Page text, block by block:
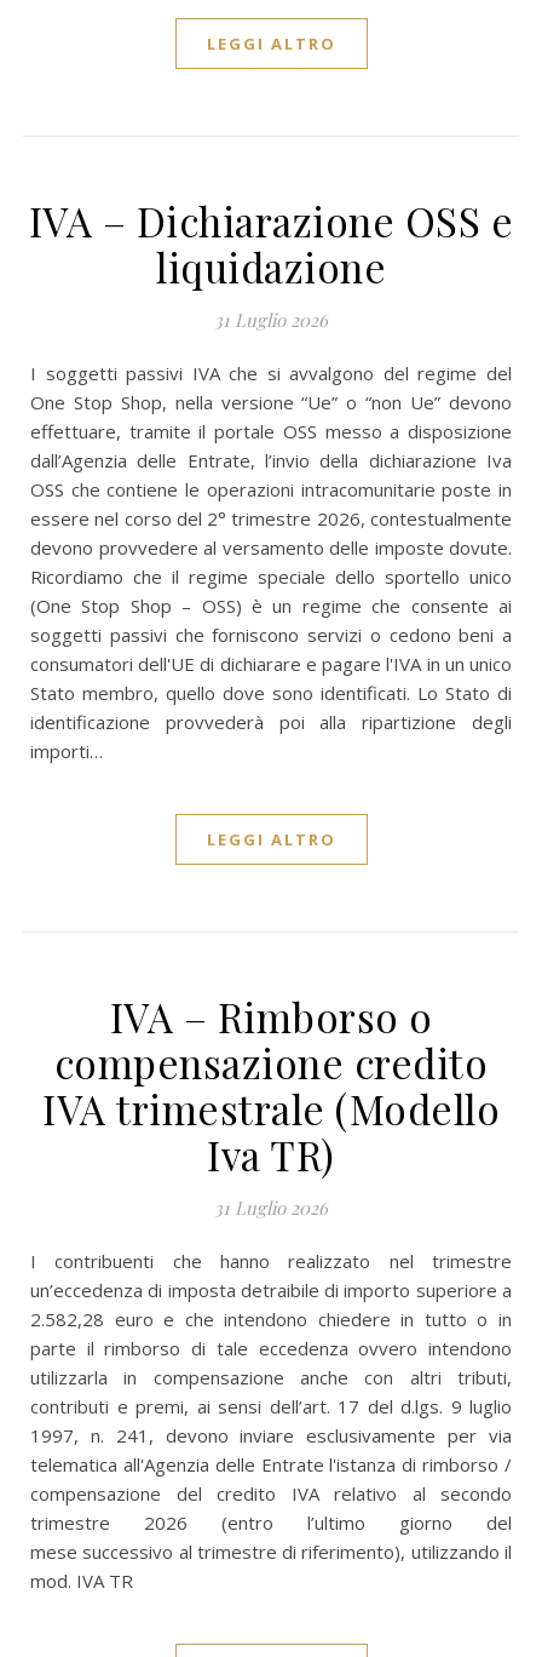
LEGGI ALTRO
IVA – Dichiarazione OSS e
liquidazione
31 Luglio 2026
I soggetti passivi IVA che si avvalgono del regime del
One Stop Shop, nella versione “Ue” o “non Ue” devono
effettuare, tramite il portale OSS messo a disposizione
dall’Agenzia delle Entrate, l’invio della dichiarazione Iva
OSS che contiene le operazioni intracomunitarie poste in
essere nel corso del 2° trimestre 2026, contestualmente
devono provvedere al versamento delle imposte dovute.
Ricordiamo che il regime speciale dello sportello unico
(One Stop Shop – OSS) è un regime che consente ai
soggetti passivi che forniscono servizi o cedono beni a
consumatori dell'UE di dichiarare e pagare l'IVA in un unico
Stato membro, quello dove sono identificati. Lo Stato di
identificazione provvederà poi alla ripartizione degli
importi…
LEGGI ALTRO
IVA – Rimborso o
compensazione credito
IVA trimestrale (Modello
Iva TR)
31 Luglio 2026
I contribuenti che hanno realizzato nel trimestre
un’eccedenza di imposta detraibile di importo superiore a
2.582,28 euro e che intendono chiedere in tutto o in
parte il rimborso di tale eccedenza ovvero intendono
utilizzarla in compensazione anche con altri tributi,
contributi e premi, ai sensi dell’art. 17 del d.lgs. 9 luglio
1997, n. 241, devono inviare esclusivamente per via
telematica all'Agenzia delle Entrate l'istanza di rimborso /
compensazione del credito IVA relativo al secondo
trimestre 2026 (entro l’ultimo giorno del
mese successivo al trimestre di riferimento), utilizzando il
mod. IVA TR